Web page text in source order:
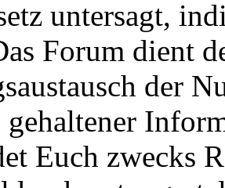
untersagt,
Forum dient
der
Euch zwecks